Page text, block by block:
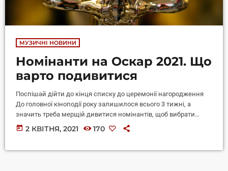
МУЗИЧНІ НОВИНИ
Номінанти на Оскар 2021. Що
варто подивитися
Поспішай дійти до кінця списку до церемонії нагородження
До головної кіноподії року залишилося всього 3 тижні, а
значить треба мерщій дивитися номінантів, щоб вибрати
улюбленця і дивитися церемонію з інтересом і знанням
справи. Батько Жанр: драма Країна: Великобританія, Франція
today 2 КВІТНЯ, 2021 170